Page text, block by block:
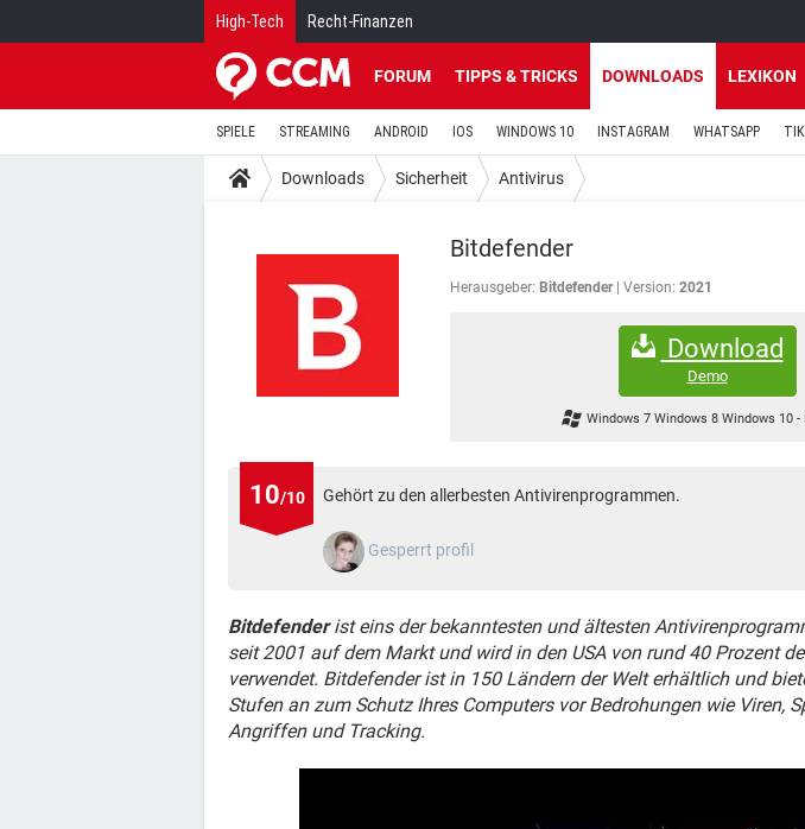
High-Tech Recht-Finanzen
FORUM TIPPS & TRICKS DOWNLOADS LEXIKON
SPIELE STREAMING ANDROID IOS WINDOWS 10 INSTAGRAM WHATSAPP
Downloads Sicherheit Antivirus
Bitdefender
Herausgeber: Bitdefender Version: 2021
Download
Demo
Windows 7 Windows 8 Windows 10 -
10/10 Gehört zu den allerbesten Antivirenprogrammen.
Gesperrt profil
Bitdefenderist eins der bekanntesten und ältesten
seit 2001 auf dem Markt und wird in den USA von rund 40 Prozent
verwendet. Bitdefender ist in 150 Ländern der Welt erhältlich und
Stufen an zum Schutz Ihres Computers vor Bedrohungen wie Viren,
Angriffen und Tracking.